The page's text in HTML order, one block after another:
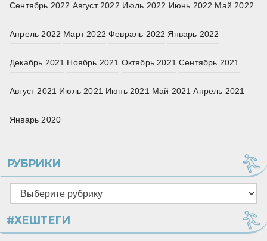
Сентябрь 2022 Август 2022 Июль 2022 Июнь 2022 Май 2022
Апрель 2022 Март 2022 Февраль 2022 Январь 2022
Декабрь 2021 Ноябрь 2021 Октябрь 2021 Сентябрь 2021
Август 2021 Июль 2021 Июнь 2021 Май 2021 Апрель 2021
Январь 2020
РУБРИКИ
Рубрики
#ХЕШТЕГИ